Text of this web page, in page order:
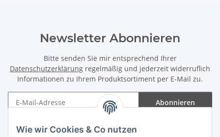
Wie wir Cookies & Co nutzen
Newsletter Abonnieren
Bitte senden Sie mir entsprechend Ihrer
Datenschutzerklärung regelmäßig und jederzeit widerruflich
Informationen zu Ihrem Produktsortiment per E-Mail zu.
Abonnieren